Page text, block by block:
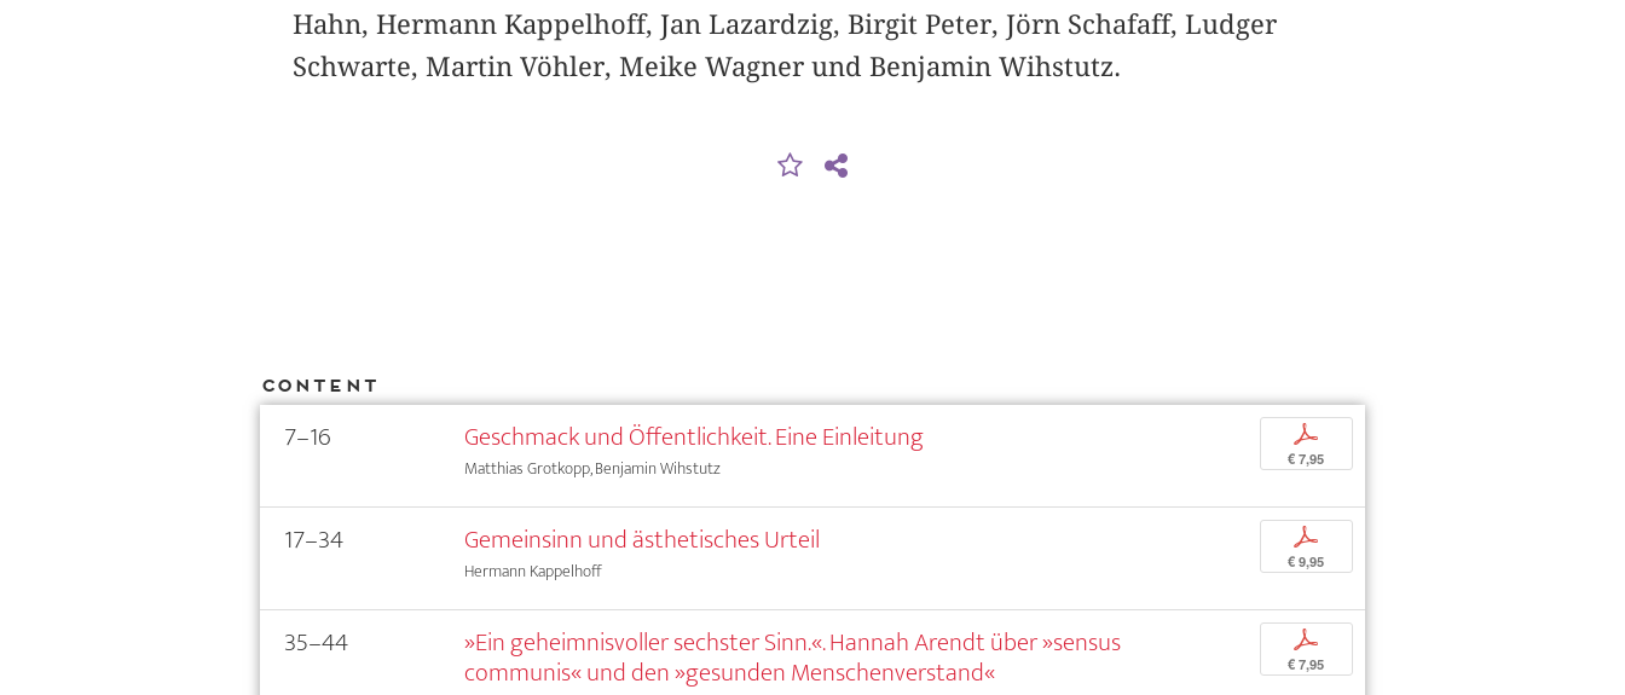
Hahn, Hermann Kappelhoff, Jan Lazardzig, Birgit Peter, Jörn Schafaff, Ludger
Schwarte, Martin Vöhler, Meike Wagner und Benjamin Wihstutz.
Content
7–16 Geschmack und Öffentlichkeit. Eine Einleitung
Matthias Grotkopp, Benjamin Wihstutz
p
€ 7,95
17–34 Gemeinsinn und ästhetisches Urteil
Hermann Kappelhoff
p
€ 9,95
35–44 »Ein geheimnisvoller sechster Sinn.«. Hannah Arendt über »sensus
communis« und den »gesunden Menschenverstand«
p
€ 7,95